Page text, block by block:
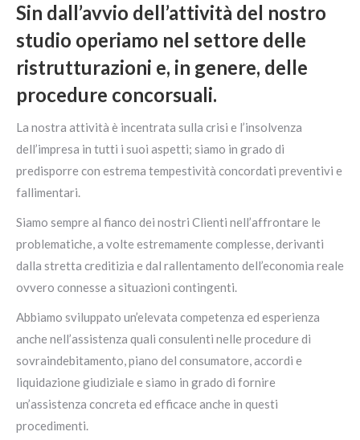
Sin dall’avvio dell’attività del nostro
studio operiamo nel settore delle
ristrutturazioni e, in genere, delle
procedure concorsuali.
La nostra attività è incentrata sulla crisi e l’insolvenza
dell’impresa in tutti i suoi aspetti; siamo in grado di
predisporre con estrema tempestività concordati preventivi e
fallimentari.
Siamo sempre al fianco dei nostri Clienti nell’affrontare le
problematiche, a volte estremamente complesse, derivanti
dalla stretta creditizia e dal rallentamento dell’economia reale
ovvero connesse a situazioni contingenti.
Abbiamo sviluppato un’elevata competenza ed esperienza
anche nell’assistenza quali consulenti nelle procedure di
sovraindebitamento, piano del consumatore, accordi e
liquidazione giudiziale e siamo in grado di fornire
un’assistenza concreta ed efficace anche in questi
procedimenti.